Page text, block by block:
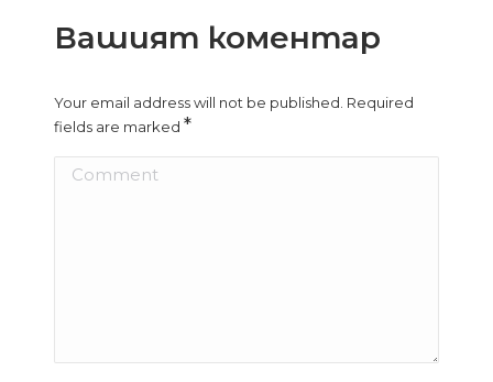
Вашият коментар
Your email address will not be published. Required
fields are marked*
Comment